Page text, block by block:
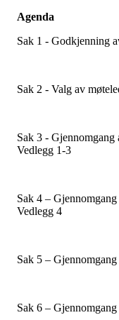
Agenda
Sak 1 - Godkjenning
Sak 2 - Valg av
Sak 3 - Gjennomgang
Vedlegg 1-3
Sak 4 –
Vedlegg 4
Sak 5 –
Sak 6 –